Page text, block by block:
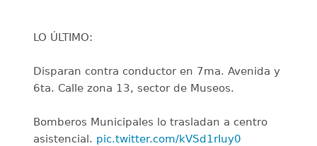
LO ÚLTIMO:
Disparan contra conductor en 7ma. Avenida y
6ta. Calle zona 13, sector de Museos.
Bomberos Municipales lo trasladan a centro
asistencial. pic.twitter.com/kVSd1rIuy0